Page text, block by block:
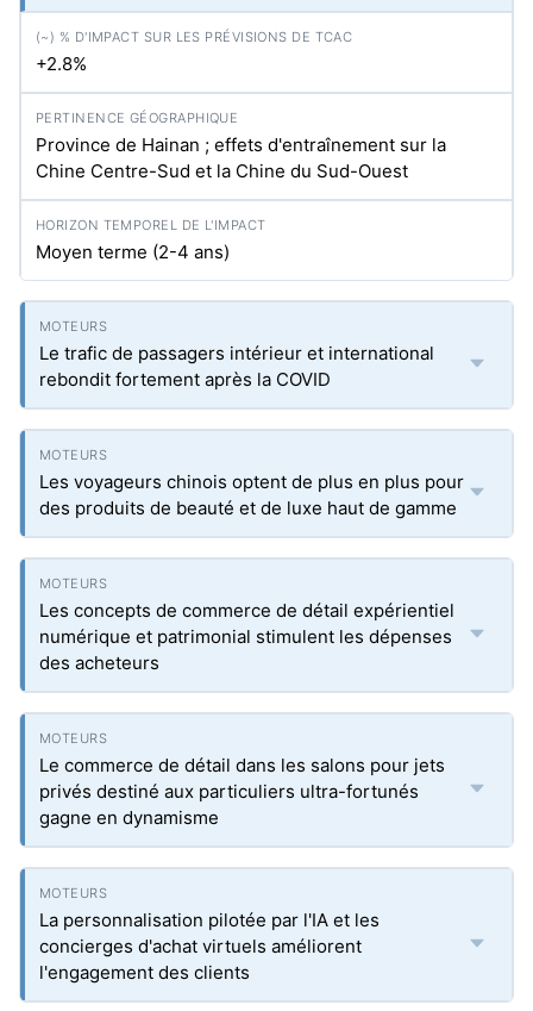
+2.8%
Province de Hainan ; effets d'entraînement sur la
Chine Centre-Sud et la Chine du Sud-Ouest
Moyen terme (2-4 ans)
Le trafic de passagers intérieur et international
rebondit fortement après la COVID
Les voyageurs chinois optent de plus en plus pour
des produits de beauté et de luxe haut de gamme
Les concepts de commerce de détail expérientiel
numérique et patrimonial stimulent les dépenses
des acheteurs
Le commerce de détail dans les salons pour jets
privés destiné aux particuliers ultra-fortunés
gagne en dynamisme
La personnalisation pilotée par l'IA et les
concierges d'achat virtuels améliorent
l'engagement des clients